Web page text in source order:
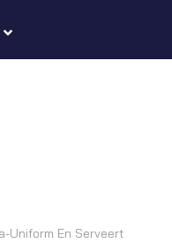
Uniform En Serveert